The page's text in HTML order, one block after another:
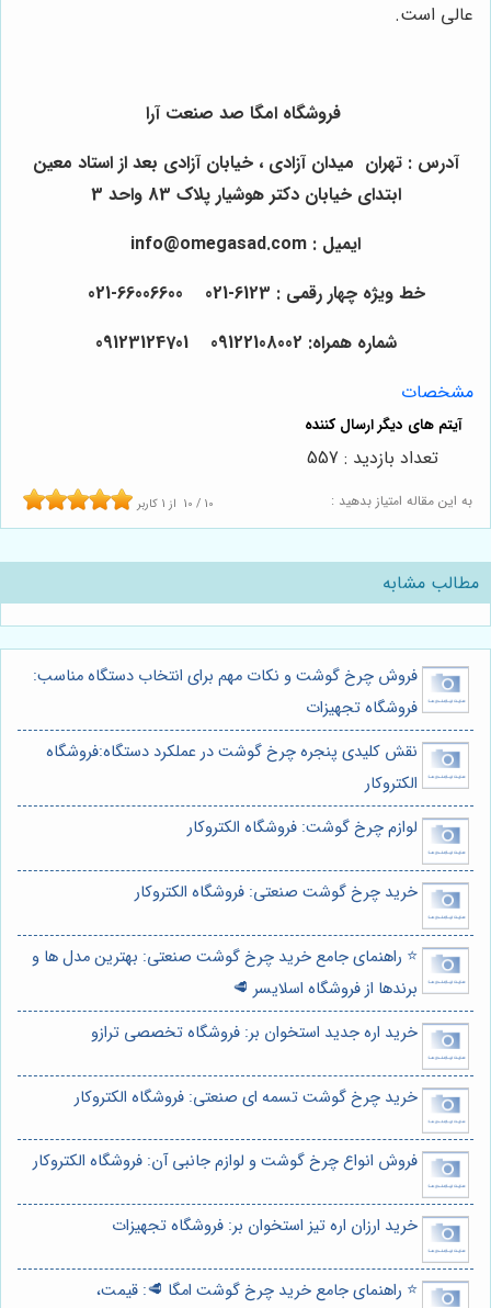
عالی است.
فروشگاه امگا صد صنعت آرا
آدرس : تهران میدان آزادی ، خیابان آزادی بعد از استاد معین
ابتدای خیابان دکتر هوشیار پلاک 83 واحد 3
ایمیل : info@omegasad.com
خط ویژه چهار رقمی : 6123-021 66006600-021
شماره همراه: 09122108002 09123124701
مشخصات
به این مقاله امتیاز بدهید : 10 / 10 از 1 کاربر
تعداد بازدید : 557
مطالب مشابه
فروش چرخ گوشت و نکات مهم برای انتخاب دستگاه مناسب:
فروشگاه تجهیزات
نقش کلیدی پنجره چرخ گوشت در عملکرد دستگاه:فروشگاه
الکتروکار
لوازم چرخ گوشت: فروشگاه الکتروکار
خرید چرخ گوشت صنعتی: فروشگاه الکتروکار
⭐️ راهنمای جامع خرید چرخ گوشت صنعتی: بهترین مدل ها و
برندها از فروشگاه اسلایسر 🥩
خرید اره جدید استخوان بر: فروشگاه تخصصی ترازو
خرید چرخ گوشت تسمه ای صنعتی: فروشگاه الکتروکار
فروش انواع چرخ گوشت و لوازم جانبی آن: فروشگاه الکتروکار
خرید ارزان اره تیز استخوان بر: فروشگاه تجهیزات
⭐️ راهنمای جامع خرید چرخ گوشت امگا 🥩: قیمت،